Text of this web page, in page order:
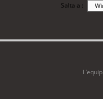
Salta a :
L’equip